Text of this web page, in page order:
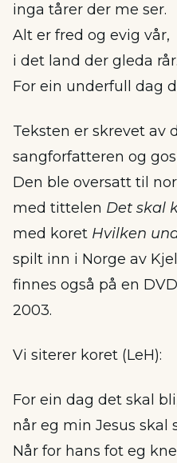
inga tårer der me ser.
Alt er fred og evig vår,
i det land der gleda rår.
For ein underfull dag
Teksten er skrevet av
sangforfatteren og
Den ble oversatt til
med tittelen Det skal
med koret Hvilken
spilt inn i Norge av
finnes også på en
2003.
Vi siterer koret (LeH):
For ein dag det skal
når eg min Jesus skal
Når for hans fot eg